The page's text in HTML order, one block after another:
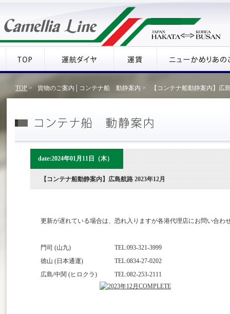
TOP> 貨物のご案内│コンテナ船 動静案内 > 【コンテナ船動静案内】広
date:2024年01月11日（木）
【コンテナ船動静案内】広島航路 2023年12月
更新が遅れている場合は、恐れ入りますが各港代理店にお問い合わ
門司 (山九)
TEL:093-321-3999
徳山 (日本通運)
TEL:0834-27-0202
広島/中関 (ヒロクラ)
TEL:082-253-2111